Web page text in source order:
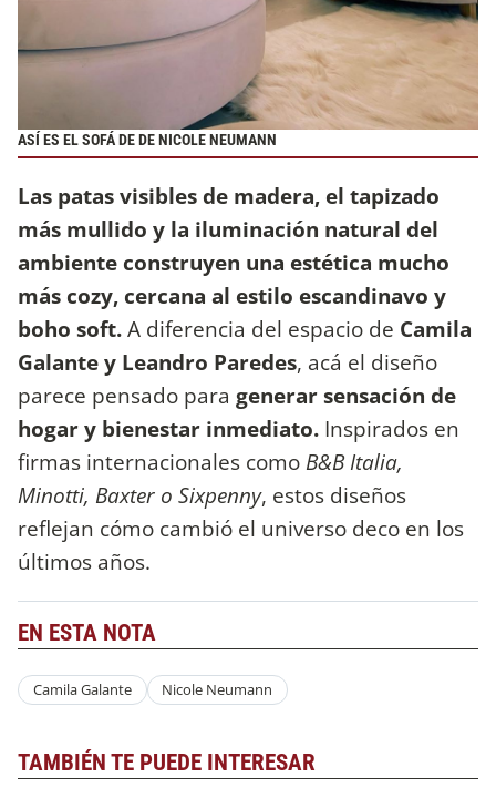
ASÍ ES EL SOFÁ DE DE NICOLE NEUMANN
Las patas visibles de madera, el tapizado
más mullido y la iluminación natural del
ambiente construyen una estética mucho
más cozy, cercana al estilo escandinavo y
boho soft.A diferencia del espacio de Camila
Galante y Leandro Paredes, acá el diseño
parece pensado para generar sensación de
hogar y bienestar inmediato. Inspirados en
firmas internacionales como B&B Italia,
Minotti, Baxter o Sixpenny, estos diseños
reflejan cómo cambió el universo deco en los
últimos años.
EN ESTA NOTA
Camila Galante Nicole Neumann
TAMBIÉN TE PUEDE INTERESAR